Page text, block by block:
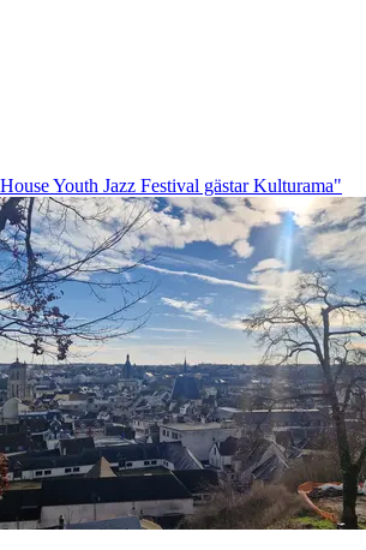
Youth Jazz Festival gästar Kulturama"